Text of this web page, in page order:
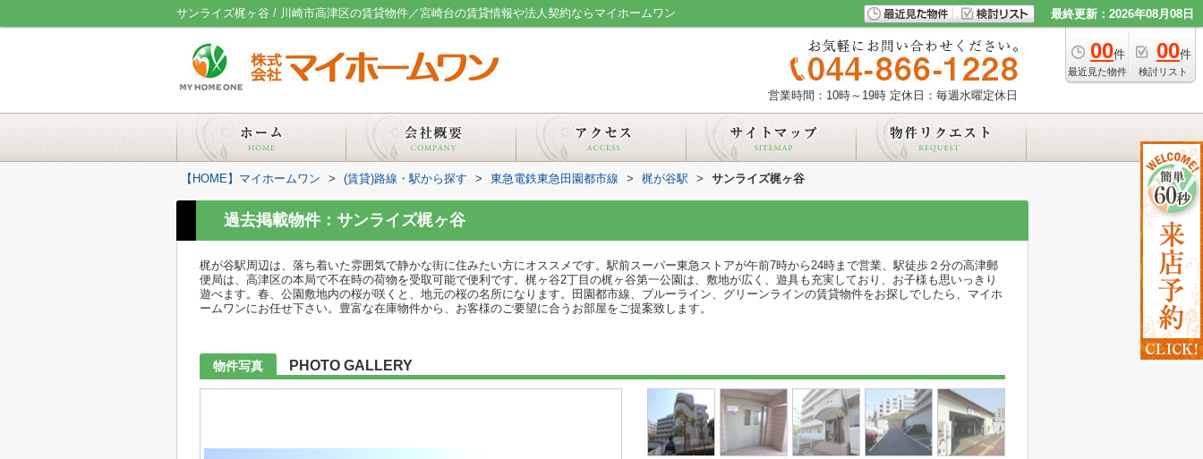
サンライズ梶ヶ谷 / 川崎市高津区の賃貸物件／宮崎台の賃貸情報や法人契約ならマイホームワン 最終更新：2026年08月08日
00件
最近見た物件
00件
検討リスト
営業時間：10時～19時 定休日：毎週水曜定休日
【HOME】マイホームワン > (賃貸)路線・駅から探す > 東急電鉄東急田園都市線 > 梶が谷駅 > サンライズ梶ヶ谷
過去掲載物件：サンライズ梶ヶ谷
梶が谷駅周辺は、落ち着いた雰囲気で静かな街に住みたい方にオススメです。駅前スーパー東急ストアが午前7時から24時まで営業、駅徒歩２分の高津郵
便局は、高津区の本局で不在時の荷物を受取可能で便利です。梶ヶ谷2丁目の梶ヶ谷第一公園は、敷地が広く、遊具も充実しており、お子様も思いっきり
遊べます。春、公園敷地内の桜が咲くと、地元の桜の名所になります。田園都市線、ブルーライン、グリーンラインの賃貸物件をお探しでしたら、マイホ
ームワンにお任せ下さい。豊富な在庫物件から、お客様のご要望に合うお部屋をご提案致します。
物件写真 PHOTO GALLERY